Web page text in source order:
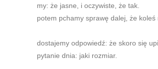
my: że jasne, i oczywiste, że tak.
potem pchamy sprawę dalej, że koleś
dostajemy odpowiedź: że skoro się
pytanie dnia: jaki rozmiar.